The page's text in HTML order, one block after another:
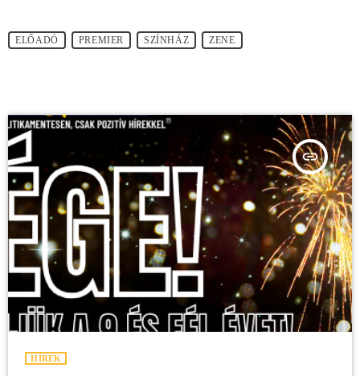
ELŐADÓ PREMIER SZÍNHÁZ ZENE
insert_link
HÍREK